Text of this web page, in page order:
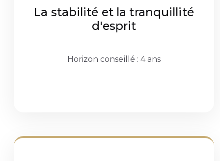
La stabilité et la tranquillité
d'esprit
Horizon conseillé : 4 ans